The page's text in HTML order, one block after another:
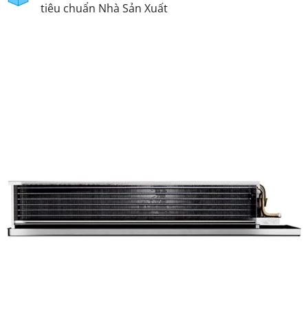
tiêu chuẩn Nhà Sản Xuất